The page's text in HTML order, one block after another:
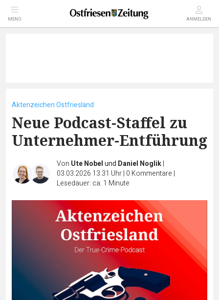
MENÜ ANMELDEN
Aktenzeichen Ostfriesland
Neue Podcast-Staffel zu
Unternehmer-Entführung
Von Ute Nobelund Daniel Noglik|
03.03.2026 13:31 Uhr| 0 Kommentare |
Lesedauer: ca. 1 Minute